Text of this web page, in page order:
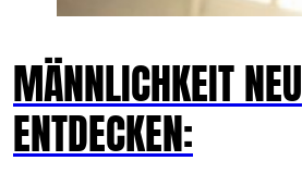
MÄNNLICHKEIT NEU
ENTDECKEN: